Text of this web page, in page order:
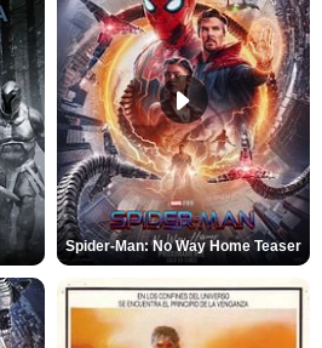
Spider-Man: No Way Home Teaser